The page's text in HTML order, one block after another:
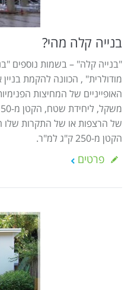
construction
הוסף עסק
מדיניות הפרטיות
בנייה קלה מהי?
"בנייה קלה" – בשמות נוספים
מודולרית" , הכוונה להקמת
האופייניים של המחיצות
של הרצפות או של התקרות
הקטן מ-250 ק"ג למ"ר.
פרטים